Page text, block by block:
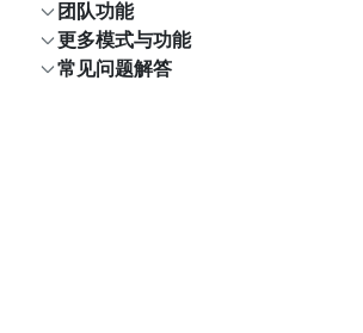
团队功能
更多模式与功能
常见问题解答